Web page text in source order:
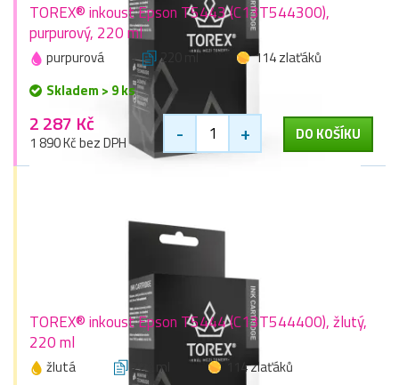
TOREX® inkoust Epson T5443 (C13T544300),
purpurový, 220 ml
purpurová 220 ml
114 zlaťáků
Skladem > 9 ks
2 287 Kč
1 890 Kč bez DPH - + DO KOŠÍKU
TOREX® inkoust Epson T5444 (C13T544400), žlutý,
220 ml
žlutá 220 ml
114 zlaťáků